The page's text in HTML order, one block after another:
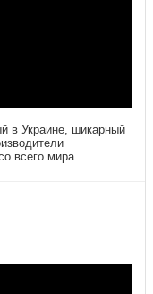
в Украине, шикарный
всего мира.